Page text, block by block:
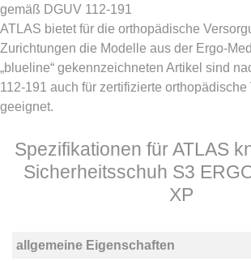
gemäß DGUV 112-191
ATLAS bietet für die orthopädische
Zurichtungen die Modelle aus der Ergo-
„blueline“ gekennzeichneten Artikel sind
112-191 auch für zertifizierte orthopädische
geeignet.
Spezifikationen für ATLAS
Sicherheitsschuh S3
XP
allgemeine Eigenschaften